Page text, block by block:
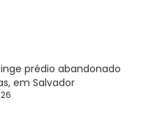
prédio abandonado
em Salvador